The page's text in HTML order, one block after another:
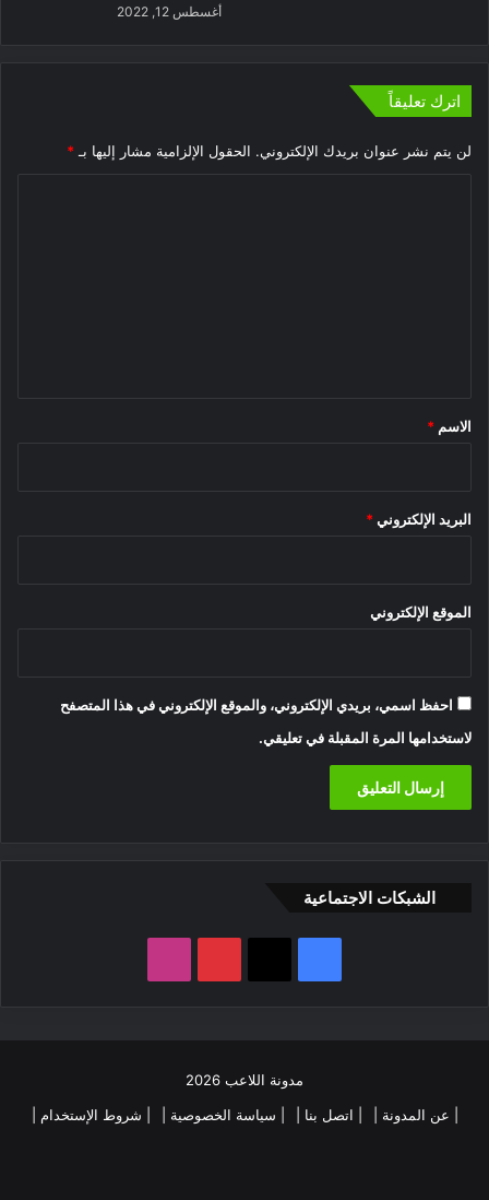
أغسطس 12, 2022
اترك تعليقاً
لن يتم نشر عنوان بريدك الإلكتروني. الحقول الإلزامية مشار إليها بـ *
*
الاسم *
البريد الإلكتروني *
الموقع الإلكتروني
احفظ اسمي، بريدي الإلكتروني، والموقع الإلكتروني في هذا المتصفح
لاستخدامها المرة المقبلة في تعليقي.
الشبكات الاجتماعية
مدونة اللاعب 2026
| عن المدونة |
| اتصل بنا | | سياسة الخصوصية | | شروط الإستخدام |